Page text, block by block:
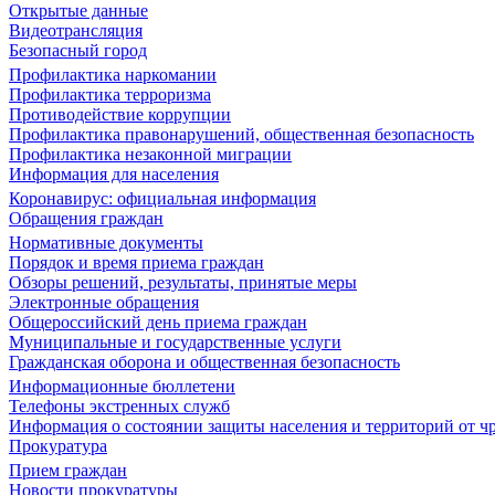
Открытые данные
Видеотрансляция
Безопасный город
Профилактика наркомании
Профилактика терроризма
Противодействие коррупции
Профилактика правонарушений, общественная безопасность
Профилактика незаконной миграции
Информация для населения
Коронавирус: официальная информация
Обращения граждан
Нормативные документы
Порядок и время приема граждан
Обзоры решений, результаты, принятые меры
Электронные обращения
Общероссийский день приема граждан
Муниципальные и государственные услуги
Гражданская оборона и общественная безопасность
Информационные бюллетени
Телефоны экстренных служб
Информация о состоянии защиты населения и территорий от
Прокуратура
Прием граждан
Новости прокуратуры